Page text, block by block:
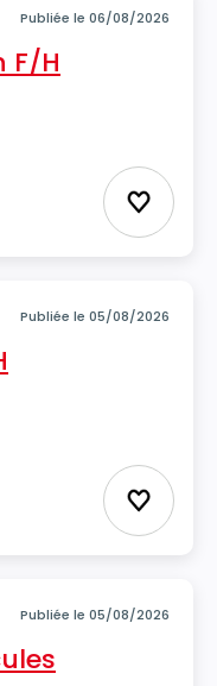
Publiée le 06/08/2026
F/H
Ajouter
Publiée le 05/08/2026
Ajouter
Publiée le 05/08/2026